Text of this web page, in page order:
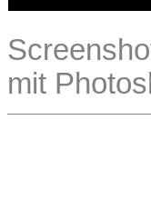
mit